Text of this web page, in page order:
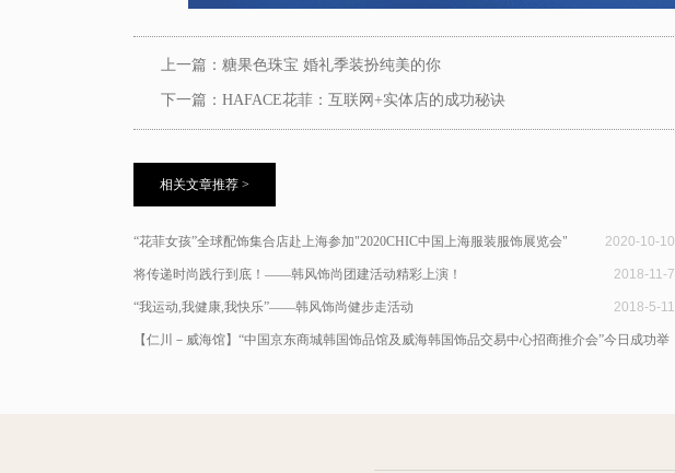
上一篇： 糖果色珠宝 婚礼季装扮纯美的你
下一篇： HAFACE花菲：互联网+实体店的成功秘诀
相关文章推荐 >
“花菲女孩”全球配饰集合店赴上海参加"2020CHIC中国上海服装服饰展览会" 2020-10-10
将传递时尚践行到底！——韩风饰尚团建活动精彩上演！ 2018-11-7
“我运动,我健康,我快乐”——韩风饰尚健步走活动 2018-5-11
【仁川－威海馆】“中国京东商城韩国饰品馆及威海韩国饰品交易中心招商推介会”今日成功举